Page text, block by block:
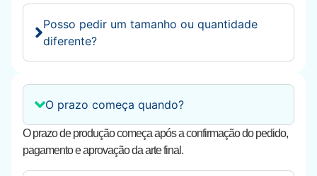
Posso pedir um tamanho ou quantidade
diferente?
O prazo começa quando?
O prazo de produção começa após a confirmação do pedido,
pagamento e aprovação da arte final.